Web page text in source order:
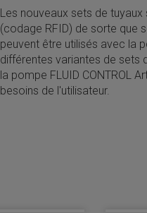
Les nouveaux sets de
(codage RFID) de sorte que
peuvent être utilisés avec la
différentes variantes de sets
la pompe FLUID CONTROL
besoins de l'utilisateur.